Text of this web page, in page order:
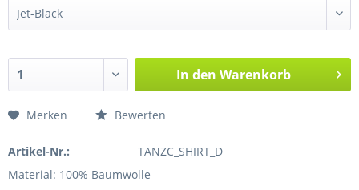
In den Warenkorb
Merken Bewerten
Artikel-Nr.:
TANZC_SHIRT_D
Material: 100% Baumwolle